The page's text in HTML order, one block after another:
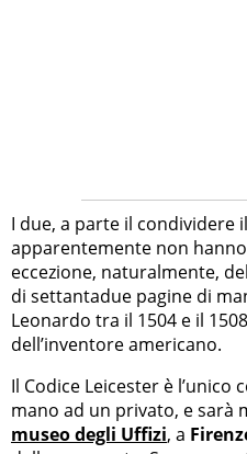
I due, a parte il condividere
apparentemente non
eccezione, naturalmente, del
di settantadue pagine di
Leonardo tra il 1504 e il
dell’inventore americano.
Il Codice Leicester è l’unico
mano ad un privato, e sarà
museo degli Uffizi, a